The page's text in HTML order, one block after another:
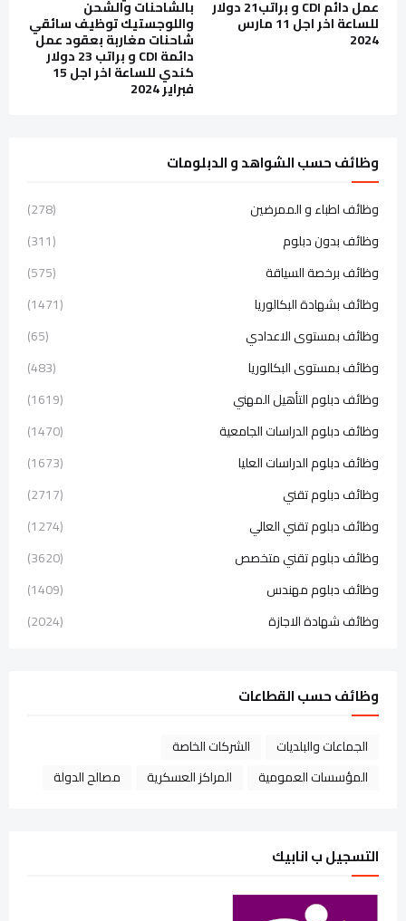
عمل دائم CDI و براتب21 دولار
للساعة اخر اجل 11 مارس
2024
بالشاحنات والشحن
واللوجستيك توظيف سائقي
شاحنات مغاربة بعقود عمل
دائمة CDI و براتب 23 دولار
كندي للساعة اخر اجل 15
فبراير 2024
وظائف حسب الشواهد و الدبلومات
وظائف اطباء و الممرضين
(278)
وظائف بدون دبلوم
(311)
وظائف برخصة السياقة
(575)
وظائف بشهادة البكالوريا
(1471)
وظائف بمستوى الاعدادي
(65)
وظائف بمستوى البكالوريا
(483)
وظائف دبلوم التأهيل المهني
(1619)
وظائف دبلوم الدراسات الجامعية
(1470)
وظائف دبلوم الدراسات العليا
(1673)
وظائف دبلوم تقني
(2717)
وظائف دبلوم تقني العالي
(1274)
وظائف دبلوم تقني متخصص
(3620)
وظائف دبلوم مهندس
(1409)
وظائف شهادة الاجازة
(2024)
وظائف حسب القطاعات
الجماعات والبلديات
الشركات الخاصة
المؤسسات العمومية
المراكز العسكرية مصالح الدولة
التسجيل ب انابيك